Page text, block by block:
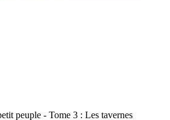
peuple - Tome 3 : Les tavernes